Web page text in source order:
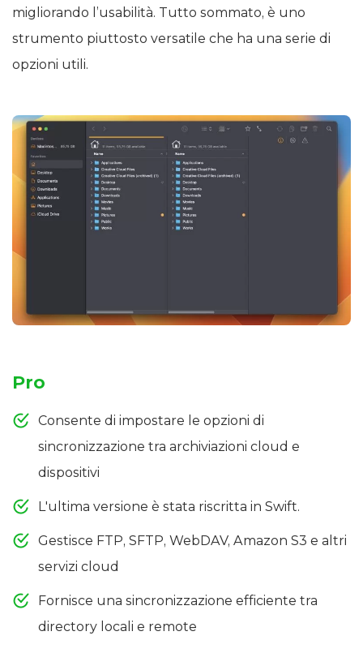
migliorando l’usabilità. Tutto sommato, è uno
strumento piuttosto versatile che ha una serie di
opzioni utili.
Pro
Consente di impostare le opzioni di
sincronizzazione tra archiviazioni cloud e
dispositivi
L'ultima versione è stata riscritta in Swift.
Gestisce FTP, SFTP, WebDAV, Amazon S3 e altri
servizi cloud
Fornisce una sincronizzazione efficiente tra
directory locali e remote